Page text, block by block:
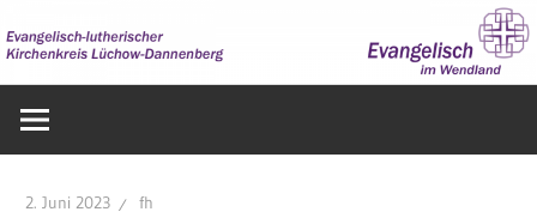
Inhalt
springen
im
2. Juni 2023 fh